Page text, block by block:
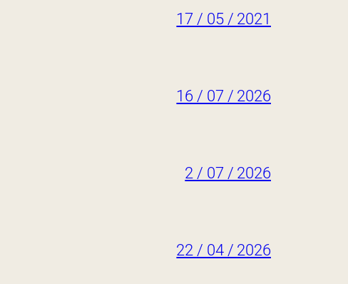
17 / 05 / 2021
16 / 07 / 2026
2 / 07 / 2026
22 / 04 / 2026